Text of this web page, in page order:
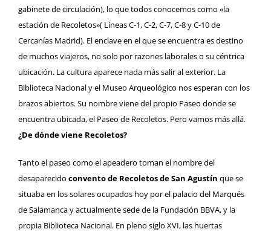
gabinete de circulación), lo que todos conocemos como «la
estación de Recoletos»( Líneas C-1, C-2, C-7, C-8 y C-10 de
Cercanías Madrid). El enclave en el que se encuentra es destino
de muchos viajeros, no solo por razones laborales o su céntrica
ubicación. La cultura aparece nada más salir al exterior. La
Biblioteca Nacionaly el Museo Arqueológico nos esperan con los
brazos abiertos. Su nombre viene del propio Paseo donde se
encuentra ubicada, el Paseo de Recoletos. Pero vamos más allá.
¿De dónde viene Recoletos?
Tanto el paseo como el apeadero toman el nombre del
desaparecido convento de Recoletos de San Agustín que se
situaba en los solares ocupados hoy por el palacio del Marqués
de Salamancay actualmente sede de la Fundación BBVA, y la
propia Biblioteca Nacional. En pleno siglo XVI, las huertas